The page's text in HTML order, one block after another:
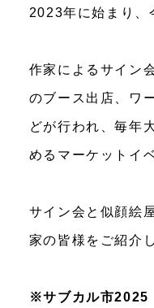
2023年に始まり、
作家によるサイン
のブース出店、ワ
どが行われ、毎年
めるマーケットイ
サイン会と似顔絵
家の皆様をご紹介
※サブカル市2025